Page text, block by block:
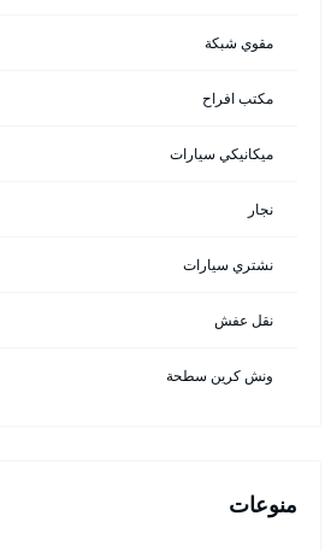
مقوي شبكة
مكتب افراح
ميكانيكي سيارات
نجار
نشتري سيارات
نقل عفش
ونش كرين سطحة
منوعات